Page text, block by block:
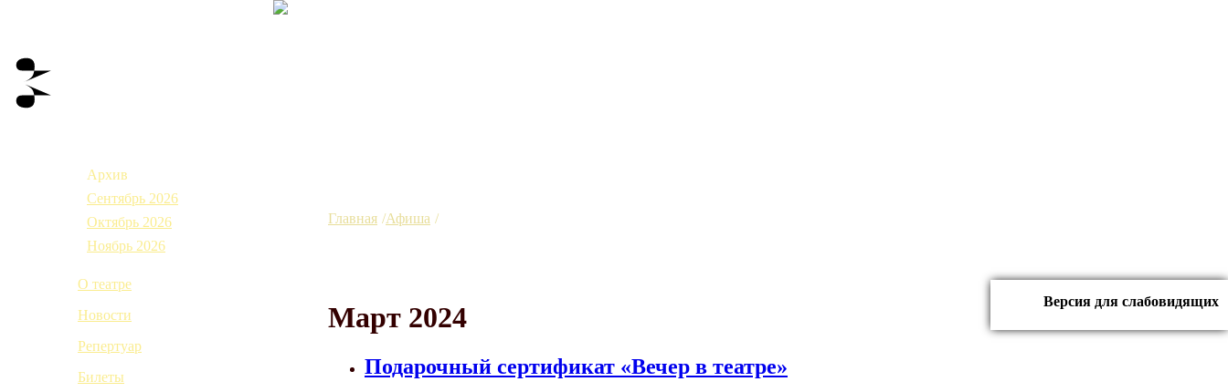
Архив
Сентябрь 2026
Октябрь 2026
Ноябрь 2026
О театре
Новости
Репертуар
Билеты
Главная Афиша
Март 2024
Подарочный сертификат «Вечер в театре»
Версия для слабовидящих